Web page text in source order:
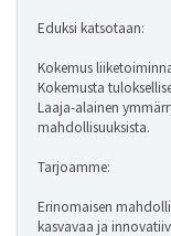
Eduksi katsotaan:
Kokemus
Kokemusta
Laaja-alainen
mahdollisuuksista.
Tarjoamme:
Erinomaisen
kasvavaa ja